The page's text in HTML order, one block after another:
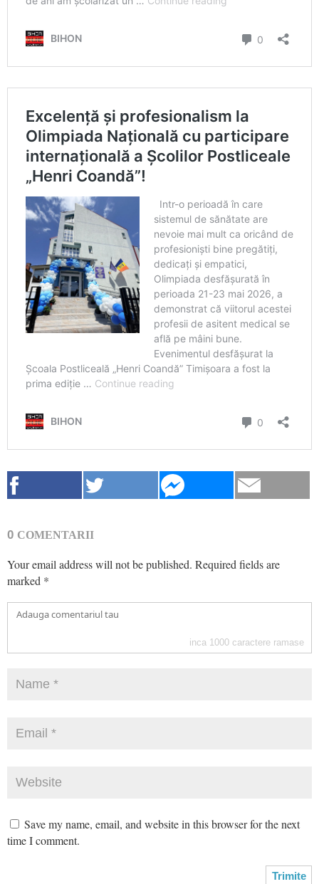
0 COMENTARII
Your email address will not be published. Required fields are
marked *
inca 1000 caractere ramase
Save my name, email, and website in this browser for the next
time I comment.